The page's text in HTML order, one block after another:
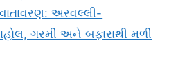
અરવલ્લી-
ગરમી અને બફારાથી મળી